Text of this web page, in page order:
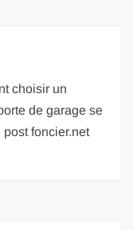
choisir un
de garage se
foncier.net